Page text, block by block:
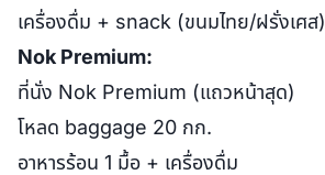
เครื่องดื่ม + snack (ขนมไทย/ฝรั่งเศส)
Nok Premium:
ที่นั่ง Nok Premium (แถวหน้าสุด)
โหลด baggage 20 กก.
อาหารร้อน 1 มื้อ + เครื่องดื่ม